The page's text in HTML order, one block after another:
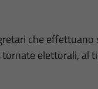
che
elettorali, al